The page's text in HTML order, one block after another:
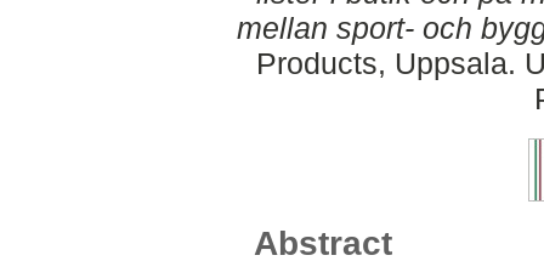
mellan sport- och
Products, Uppsala.
Abstract